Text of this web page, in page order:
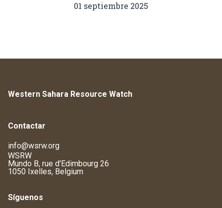
01 septiembre 2025
Western Sahara Resource Watch
Contactar
info@wsrw.org
WSRW
Mundo B, rue d'Edimbourg 26
1050 Ixelles, Belgium
Síguenos